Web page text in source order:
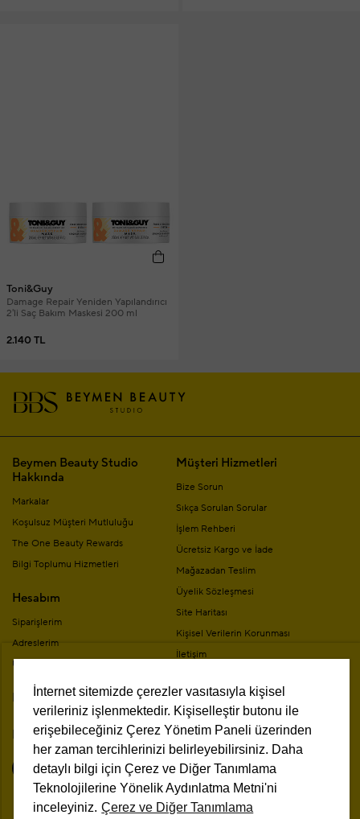
Toni&Guy
Damage Repair Yeniden Yapılandırıcı
2'li Saç Bakım Maskesi 200 ml
2.140 TL
Beymen Beauty Studio
Hakkında
Markalar
Koşulsuz Müşteri Mutluluğu
The One Beauty Rewards
Bilgi Toplumu Hizmetleri
Hesabım
Siparişlerim
Adreslerim
Üyelik Bilgilerim
Mağazalar
Müşteri Hizmetleri
Bize Sorun
Sıkça Sorulan Sorular
İşlem Rehberi
Ücretsiz Kargo ve İade
Mağazadan Teslim
Üyelik Sözleşmesi
Site Haritası
Kişisel Verilerin Korunması
İletişim
Kampanya Koşulları
Bizi Takip Edin
İnternet sitemizde çerezler vasıtasıyla kişisel
verileriniz işlenmektedir. Kişiselleştir butonu ile
erişebileceğiniz Çerez Yönetim Paneli üzerinden
her zaman tercihlerinizi belirleyebilirsiniz. Daha
detaylı bilgi için Çerez ve Diğer Tanımlama
Teknolojilerine Yönelik Aydınlatma Metni'ni
inceleyiniz. Çerez ve Diğer Tanımlama